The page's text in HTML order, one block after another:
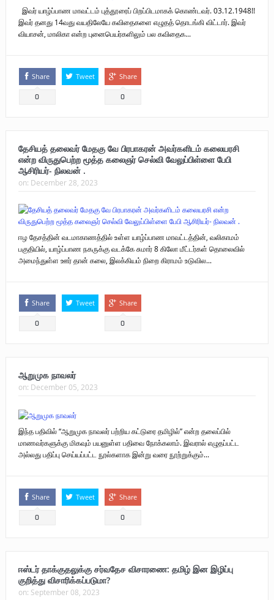
இவர் யாழ்ப்பாண மாவட்டம் புத்தூரைப் பிறப்பிடமாகக் கொண்டவர். 03.12.1948!!
இவர் தனது 14வது வயதிலேயே கவிதைகளை எழுதத் தொடங்கி விட்டார். இவர்
வியாசன், மாலிகா என்ற புனைபெயர்களிலும் பல கவிதைக...
Share
0
Tweet Share
0
தேசியத் தலைவர் மேதகு வே பிரபாகரன் அவர்களிடம் கலையரசி
என்ற விருதுபெற்ற மூத்த கலைஞர் செல்வி வேலுப்பிள்ளை பேபி
ஆசிரியர்- நிலவன் .
on: December 28, 2023
ஈழ தேசத்தின் வடமாகாணத்தில் உள்ள யாழ்ப்பாண மாவட்டத்தின், வலிகாமம்
பகுதியில், யாழ்ப்பாண நகருக்கு வடக்கே சுமார் 8 கிலோ மீட்டர்கள் தொலைவில்
அமைந்துள்ள ஊர் தான் கலை, இலக்கியம் நிறை கிராமம் உடுவில...
Share
0
Tweet Share
0
ஆறுமுக நாவலர்
on: December 05, 2023
இந்த பதிவில் “ஆறுமுக நாவலர் பற்றிய கட்டுரை தமிழில்” என்ற தலைப்பில்
மாணவர்களுக்கு மிகவும் பயனுள்ள பதிவை நோக்கலாம். இவரால் எழுதப்பட்ட
அல்லது பதிப்பு செய்யப்பட்ட நூல்களாக இன்று வரை நூற்றுக்கும்...
Share
0
Tweet Share
0
ஈஸ்டர் தாக்குதலுக்கு சர்வதேச விசாரணை: தமிழ் இன இழிப்பு
குறித்து விசாரிக்கப்படுமா?
on: September 08, 2023